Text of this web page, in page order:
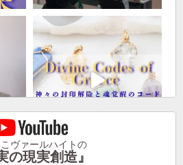
ヴァールハイトの
の現実創造』